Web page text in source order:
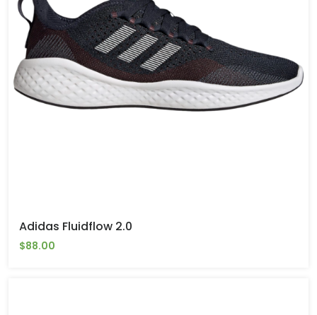
Adidas Fluidflow 2.0
$88.00